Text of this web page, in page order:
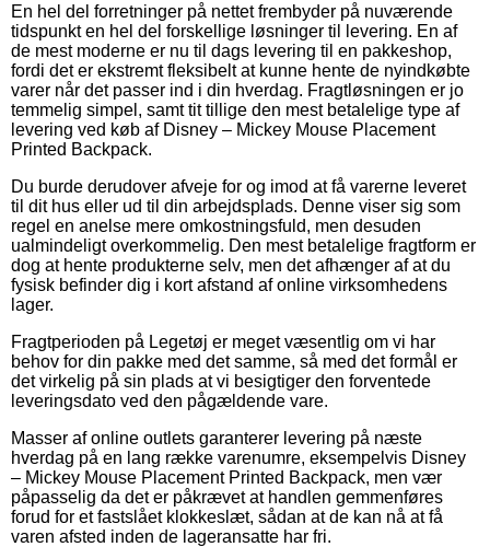
En hel del forretninger på nettet frembyder på nuværende
tidspunkt en hel del forskellige løsninger til levering. En af
de mest moderne er nu til dags levering til en pakkeshop,
fordi det er ekstremt fleksibelt at kunne hente de nyindkøbte
varer når det passer ind i din hverdag. Fragtløsningen er jo
temmelig simpel, samt tit tillige den mest betalelige type af
levering ved køb af Disney – Mickey Mouse Placement
Printed Backpack.
Du burde derudover afveje for og imod at få varerne leveret
til dit hus eller ud til din arbejdsplads. Denne viser sig som
regel en anelse mere omkostningsfuld, men desuden
ualmindeligt overkommelig. Den mest betalelige fragtform er
dog at hente produkterne selv, men det afhænger af at du
fysisk befinder dig i kort afstand af online virksomhedens
lager.
Fragtperioden på Legetøj er meget væsentlig om vi har
behov for din pakke med det samme, så med det formål er
det virkelig på sin plads at vi besigtiger den forventede
leveringsdato ved den pågældende vare.
Masser af online outlets garanterer levering på næste
hverdag på en lang række varenumre, eksempelvis Disney
– Mickey Mouse Placement Printed Backpack, men vær
påpasselig da det er påkrævet at handlen gemmenføres
forud for et fastslået klokkeslæt, sådan at de kan nå at få
varen afsted inden de lageransatte har fri.